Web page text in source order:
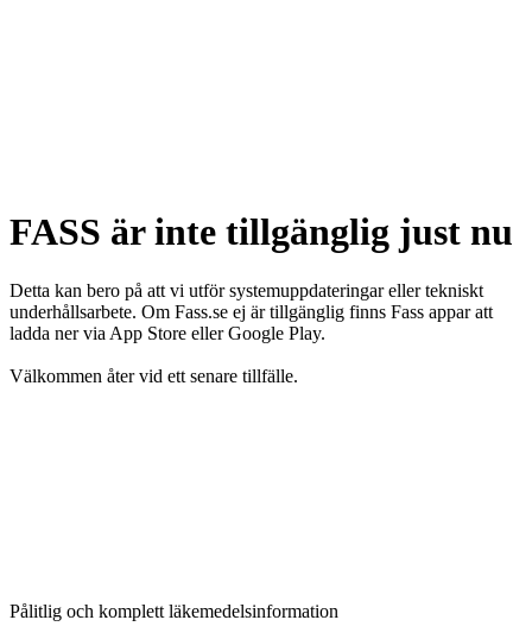
FASS är inte tillgänglig just nu
Detta kan bero på att vi utför systemuppdateringar eller tekniskt
underhållsarbete. Om Fass.se ej är tillgänglig finns Fass appar att
ladda ner via App Store eller Google Play.
Välkommen åter vid ett senare tillfälle.
Pålitlig och komplett läkemedelsinformation